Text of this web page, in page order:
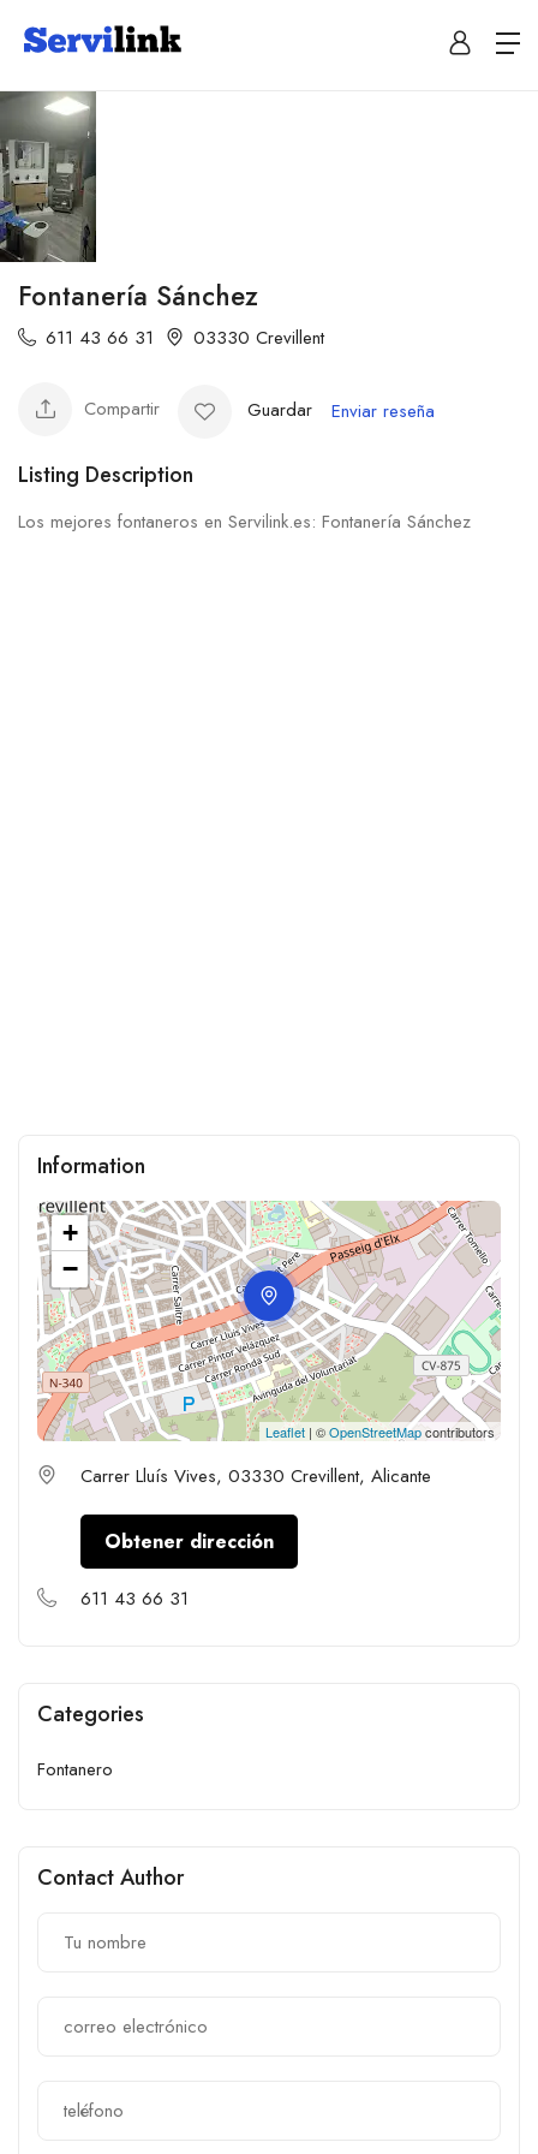
Fontanería Sánchez
611 43 66 31 03330 Crevillent
Compartir Guardar Enviar reseña
Listing Description
Los mejores fontaneros en Servilink.es: Fontanería Sánchez
Information
+
−
Leaflet | ©OpenStreetMapcontributors
Carrer Lluís Vives, 03330 Crevillent, Alicante
Obtener dirección
611 43 66 31
Categories
Fontanero
Contact Author